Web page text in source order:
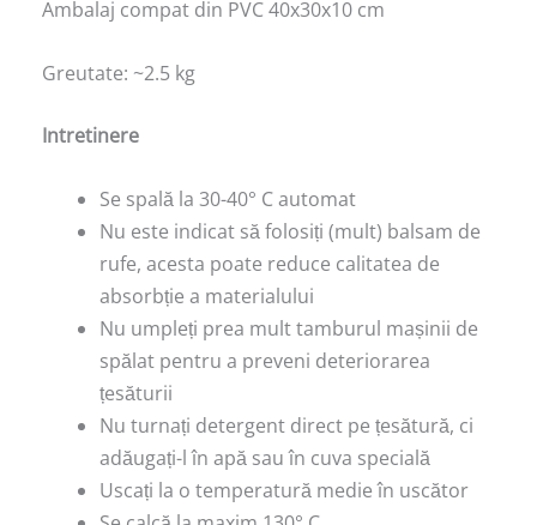
Ambalaj compat din PVC 40x30x10 cm
Greutate: ~2.5 kg
Intretinere
Se spală la 30-40° C automat
Nu este indicat să folosiți (mult) balsam de
rufe, acesta poate reduce calitatea de
absorbție a materialului
Nu umpleți prea mult tamburul mașinii de
spălat pentru a preveni deteriorarea
țesăturii
Nu turnați detergent direct pe țesătură, ci
adăugați-l în apă sau în cuva specială
Uscați la o temperatură medie în uscător